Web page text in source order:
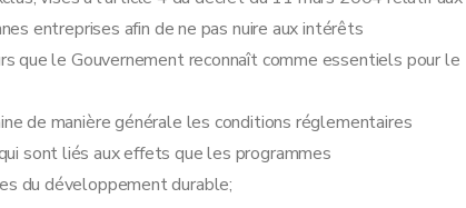
entreprises afin de ne pas nuire aux intérêts
que le Gouvernement reconnaît comme essentiels pour le
de manière générale les conditions réglementaires
sont liés aux effets que les programmes
du développement durable;